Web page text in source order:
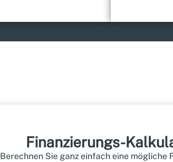
Finanzierungs-
Berechnen Sie ganz einfach eine mögliche